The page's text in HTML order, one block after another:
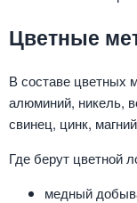
Цветные
В составе цветных
алюминий, никель,
свинец, цинк,
Где берут цветной
медный